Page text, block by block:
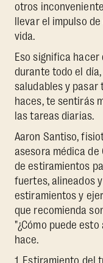
otros
llevar el impulso
vida.
Eso significa
durante todo el
saludables y pasar
haces, te sentirás
las tareas diarias.
Aaron Santiso,
asesora médica
de estiramientos
fuertes, alineados
estiramientos y
que recomienda
"¿Cómo puede
hace.